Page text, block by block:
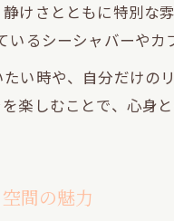
個室感覚で楽し
隠れ家感たっぷり
道玄坂で深夜もゆっ
道玄坂ならではの
ゆったり過ごせる
けさとともに特別な
るシーシャバーや
い時や、自分だけの
楽しむことで、心身
間の魅力